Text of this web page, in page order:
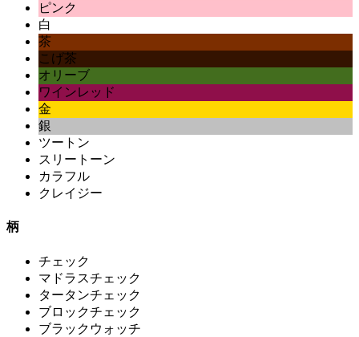
ピンク
白
茶
こげ茶
オリーブ
ワインレッド
金
銀
ツートン
スリートーン
カラフル
クレイジー
柄
チェック
マドラスチェック
タータンチェック
ブロックチェック
ブラックウォッチ